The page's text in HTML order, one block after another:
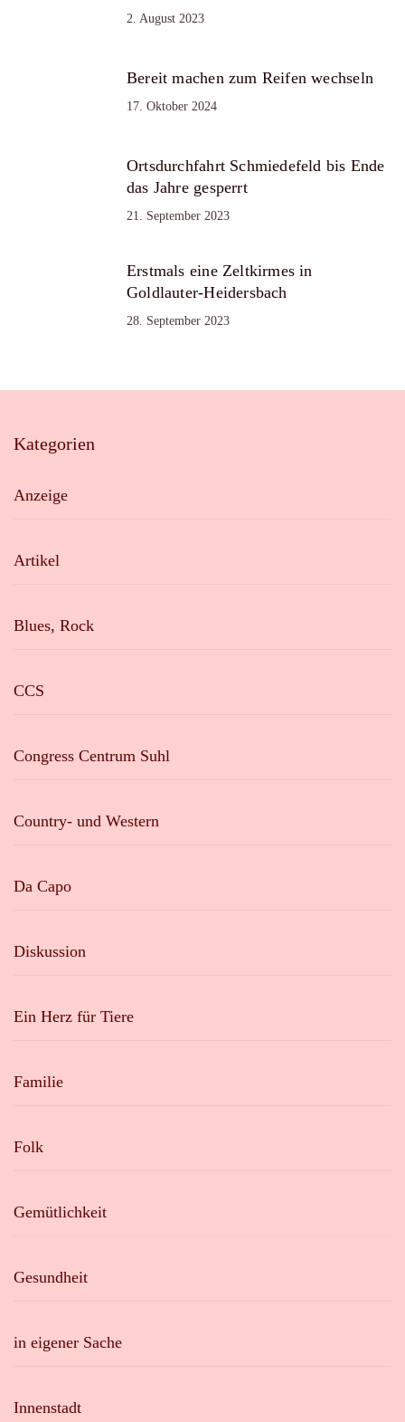
2. August 2023
Bereit machen zum Reifen wechseln
17. Oktober 2024
Ortsdurchfahrt Schmiedefeld bis Ende
das Jahre gesperrt
21. September 2023
Erstmals eine Zeltkirmes in
Goldlauter-Heidersbach
28. September 2023
Kategorien
Anzeige
Artikel
Blues, Rock
CCS
Congress Centrum Suhl
Country- und Western
Da Capo
Diskussion
Ein Herz für Tiere
Familie
Folk
Gemütlichkeit
Gesundheit
in eigener Sache
Innenstadt